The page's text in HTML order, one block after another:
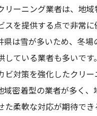
知っておくべきこと
スクリーニングサービ
リアルな声をチェック
い業者の特徴
ら見えるサービスの質
リーニング業者は、地域
スを提供する点で非常に
県は雪が多いため、冬場
している業者も多いです
ビ対策を強化したクリ
域密着型の業者が多く、
た柔軟な対応が期待で